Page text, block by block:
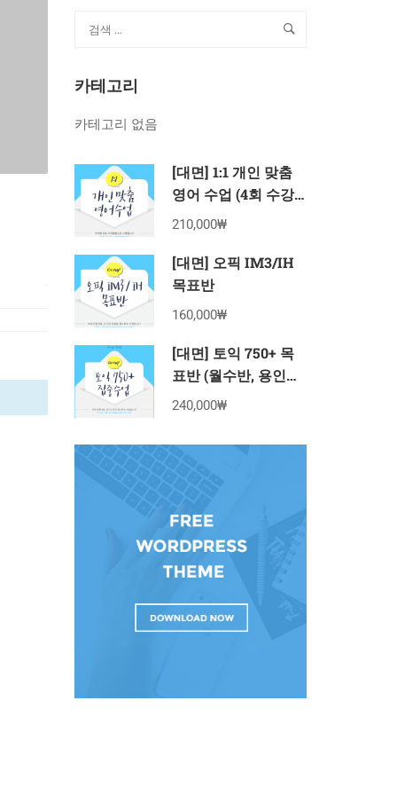
카테고리
카테고리 없음
[대면] 1:1 개인 맞춤
영어 수업 (4회 수강
권)
210,000₩
[대면] 오픽 IM3/IH
목표반
160,000₩
[대면] 토익 750+ 목
표반 (월수반, 용인죽
전 8월 수강권)
240,000₩